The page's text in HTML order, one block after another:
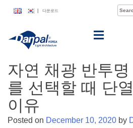
content
다운로드
자연 채광 반투
를 선택할 때 단
이유
Posted on December 10, 2020 by